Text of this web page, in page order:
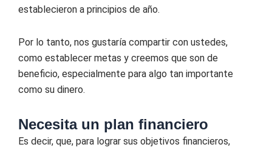
establecieron a principios de año.
Por lo tanto, nos gustaría compartir con ustedes,
como establecer metas y creemos que son de
beneficio, especialmente para algo tan importante
como su dinero.
Necesita un plan financiero
Es decir, que, para lograr sus objetivos financieros,